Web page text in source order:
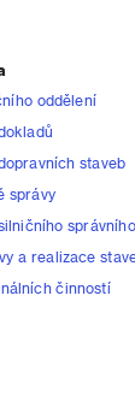
oddělení
staveb
správy
a realizace
činností